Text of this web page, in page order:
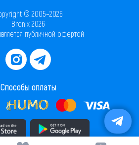
© 2005–2026
Bronix 2026
публичной офертой
Способы оплаты
Скачать приложение в AppStore Скачать приложение в PlayMarket